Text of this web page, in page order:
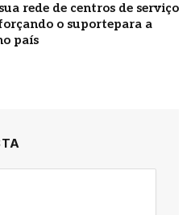
rede de centros de serviço
o suportepara a
país